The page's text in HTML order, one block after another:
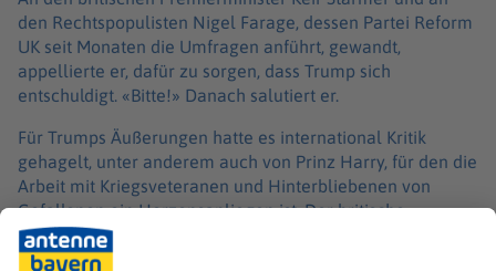
den Rechtspopulisten Nigel Farage, dessen Partei Reform
UK seit Monaten die Umfragen anführt, gewandt,
appellierte er, dafür zu sorgen, dass Trump sich
entschuldigt. «Bitte!» Danach salutiert er.
Für Trumps Äußerungen hatte es international Kritik
gehagelt, unter anderem auch von Prinz Harry, für den die
Arbeit mit Kriegsveteranen und Hinterbliebenen von
Gefallenen ein Herzensanliegen ist. Der britische
Premierminister Starmer kritisierte die Äußerungen
Trumps als «beleidigend» und «entsetzlich». Wenn er